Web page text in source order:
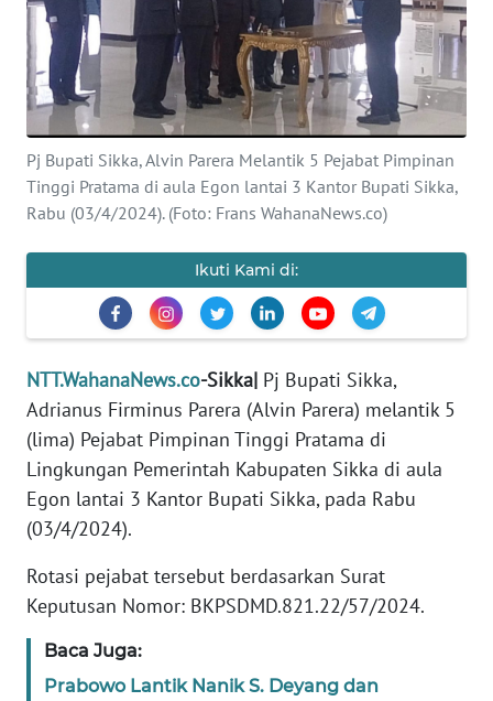
Pj Bupati Sikka, Alvin Parera Melantik 5 Pejabat Pimpinan
Tinggi Pratama di aula Egon lantai 3 Kantor Bupati Sikka,
Rabu (03/4/2024). (Foto: Frans WahanaNews.co)
Ikuti Kami di:
NTT.WahanaNews.co-Sikka| Pj Bupati Sikka,
Adrianus Firminus Parera (Alvin Parera) melantik 5
(lima) Pejabat Pimpinan Tinggi Pratama di
Lingkungan Pemerintah Kabupaten Sikka di aula
Egon lantai 3 Kantor Bupati Sikka, pada Rabu
(03/4/2024).
Rotasi pejabat tersebut berdasarkan Surat
Keputusan Nomor: BKPSDMD.821.22/57/2024.
Baca Juga:
Prabowo Lantik Nanik S. Deyang dan
Informasi
INDEKS
BERITA
KONTAK
KAMI
KAMI
PEDOMAN
SIBER
REDAKSI
KARIR
DISCLAIMER
Wahana